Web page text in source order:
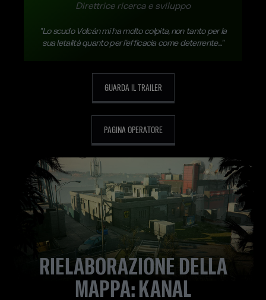
Direttrice ricerca e sviluppo
"Lo scudo Volcán mi ha molto colpita, non tanto per la
sua letalità quanto per l'efficacia come deterrente..."
GUARDA IL TRAILER
PAGINA OPERATORE
RIELABORAZIONE DELLA
MAPPA: KANAL